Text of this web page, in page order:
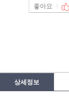
좋아요
상세정보